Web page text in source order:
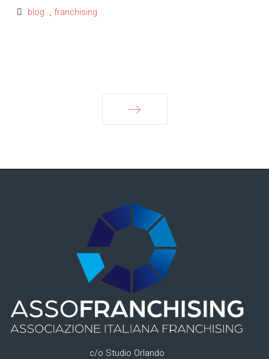
blog , franchising
c/o Studio Orlando